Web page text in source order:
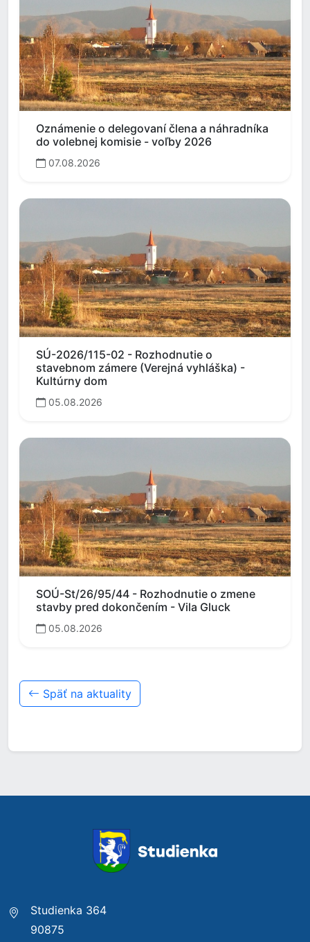
Oznámenie o delegovaní člena a náhradníka
do volebnej komisie - voľby 2026
07.08.2026
SÚ-2026/115-02 - Rozhodnutie o
stavebnom zámere (Verejná vyhláška) -
Kultúrny dom
05.08.2026
SOÚ-St/26/95/44 - Rozhodnutie o zmene
stavby pred dokončením - Vila Gluck
05.08.2026
Späť na aktuality
Studienka 364
90875